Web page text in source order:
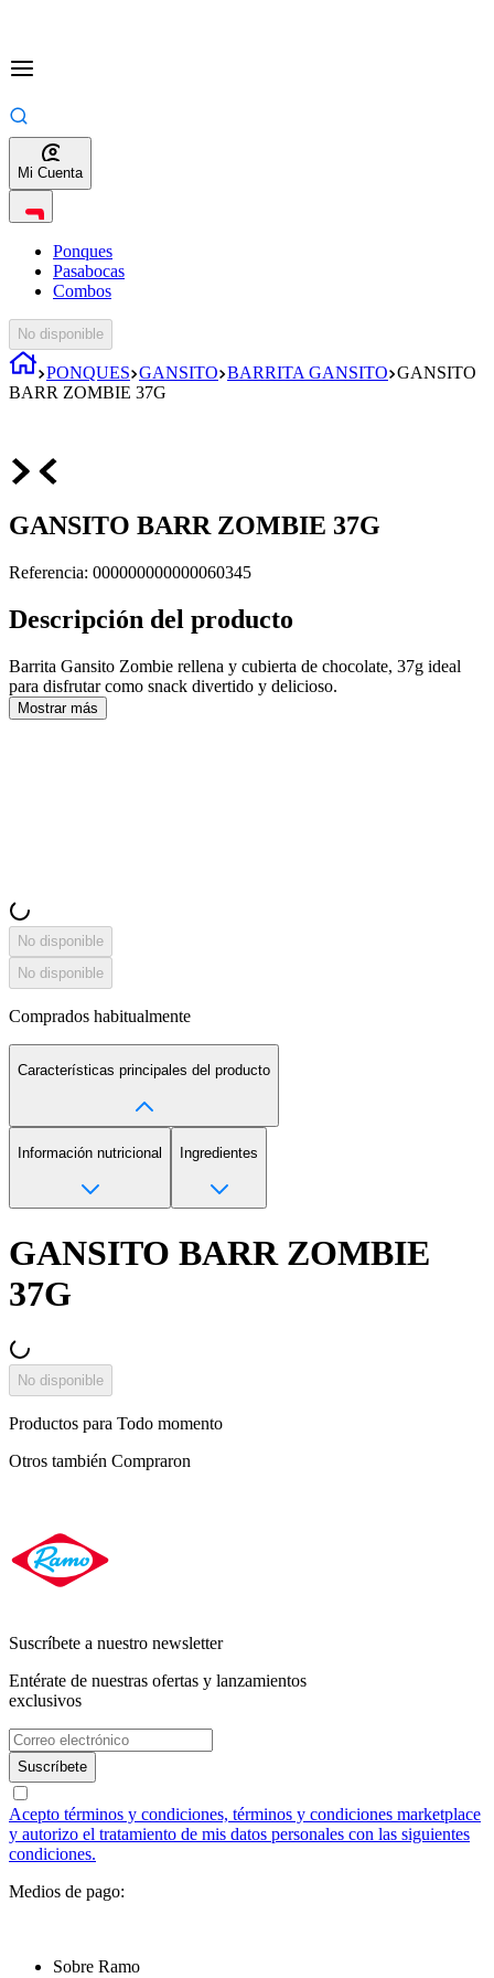
Mi Cuenta
Ponques
Pasabocas
Combos
No disponible
PONQUES GANSITO BARRITA GANSITO GANSITO
BARR ZOMBIE 37G
GANSITO BARR ZOMBIE 37G
Referencia: 000000000000060345
Descripción del producto
Barrita Gansito Zombie rellena y cubierta de chocolate, 37g ideal
para disfrutar como snack divertido y delicioso.
Mostrar más
No disponible
No disponible
Comprados habitualmente
Características principales del producto
Información nutricional Ingredientes
GANSITO BARR ZOMBIE
37G
No disponible
Productos para Todo momento
Otros también Compraron
Suscríbete a nuestro newsletter
Entérate de nuestras ofertas y lanzamientos
exclusivos
Suscríbete
Acepto términos y condiciones, términos y condiciones marketplace
y autorizo el tratamiento de mis datos personales con las siguientes
condiciones.
Medios de pago:
Sobre Ramo